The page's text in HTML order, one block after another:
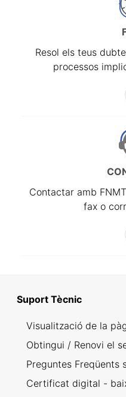
Resol els teus
processos
Contactar amb
fax o
Suport Tècnic
Visualització de la
Obtingui / Renovi el
Preguntes
Certificat digital -